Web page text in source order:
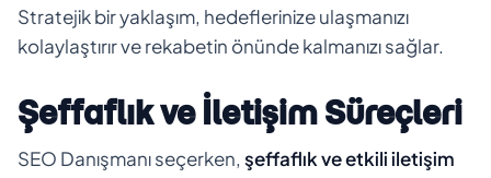
Stratejik bir yaklaşım, hedeflerinize ulaşmanızı
kolaylaştırır ve rekabetin önünde kalmanızı sağlar.
Şeffaflık ve İletişim Süreçleri
SEO Danışmanı seçerken, şeffaflık ve etkili iletişim